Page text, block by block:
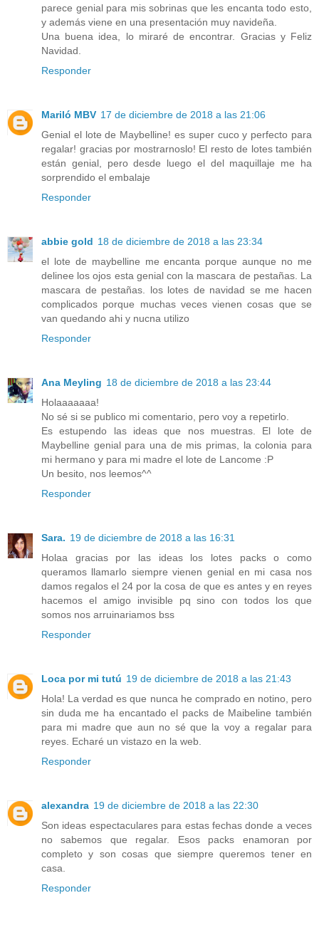
parece genial para mis sobrinas que les encanta todo esto,
y además viene en una presentación muy navideña.
Una buena idea, lo miraré de encontrar. Gracias y Feliz
Navidad.
Responder
Mariló MBV 17 de diciembre de 2018 a las 21:06
Genial el lote de Maybelline! es super cuco y perfecto para
regalar! gracias por mostrarnoslo! El resto de lotes también
están genial, pero desde luego el del maquillaje me ha
sorprendido el embalaje
Responder
abbie gold 18 de diciembre de 2018 a las 23:34
el lote de maybelline me encanta porque aunque no me
delinee los ojos esta genial con la mascara de pestañas. La
mascara de pestañas. los lotes de navidad se me hacen
complicados porque muchas veces vienen cosas que se
van quedando ahi y nucna utilizo
Responder
Ana Meyling 18 de diciembre de 2018 a las 23:44
Holaaaaaaa!
No sé si se publico mi comentario, pero voy a repetirlo.
Es estupendo las ideas que nos muestras. El lote de
Maybelline genial para una de mis primas, la colonia para
mi hermano y para mi madre el lote de Lancome :P
Un besito, nos leemos^^
Responder
Sara. 19 de diciembre de 2018 a las 16:31
Holaa gracias por las ideas los lotes packs o como
queramos llamarlo siempre vienen genial en mi casa nos
damos regalos el 24 por la cosa de que es antes y en reyes
hacemos el amigo invisible pq sino con todos los que
somos nos arruinariamos bss
Responder
Loca por mi tutú 19 de diciembre de 2018 a las 21:43
Hola! La verdad es que nunca he comprado en notino, pero
sin duda me ha encantado el packs de Maibeline también
para mi madre que aun no sé que la voy a regalar para
reyes. Echaré un vistazo en la web.
Responder
alexandra 19 de diciembre de 2018 a las 22:30
Son ideas espectaculares para estas fechas donde a veces
no sabemos que regalar. Esos packs enamoran por
completo y son cosas que siempre queremos tener en
casa.
Responder